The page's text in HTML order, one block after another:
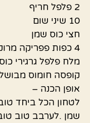
2 פלפל חריף
10 שיני שום
חצי כוס שמן
4 כפות פפריקה מרוקאית
מלח פלפל גרגירי
קופסה חומוס
אופן הכנה –
שמן .לערבב טוב